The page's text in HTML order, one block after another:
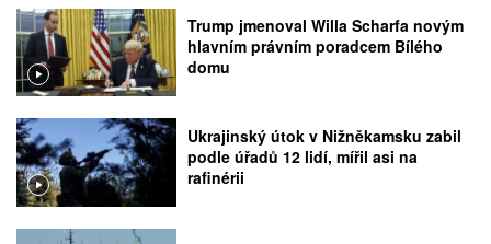
Trump jmenoval Willa Scharfa novým
hlavním právním poradcem Bílého
domu
Ukrajinský útok v Nižněkamsku zabil
podle úřadů 12 lidí, mířil asi na
rafinérii